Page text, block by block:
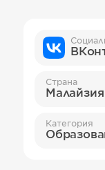
Страна
Малайзия
Категория